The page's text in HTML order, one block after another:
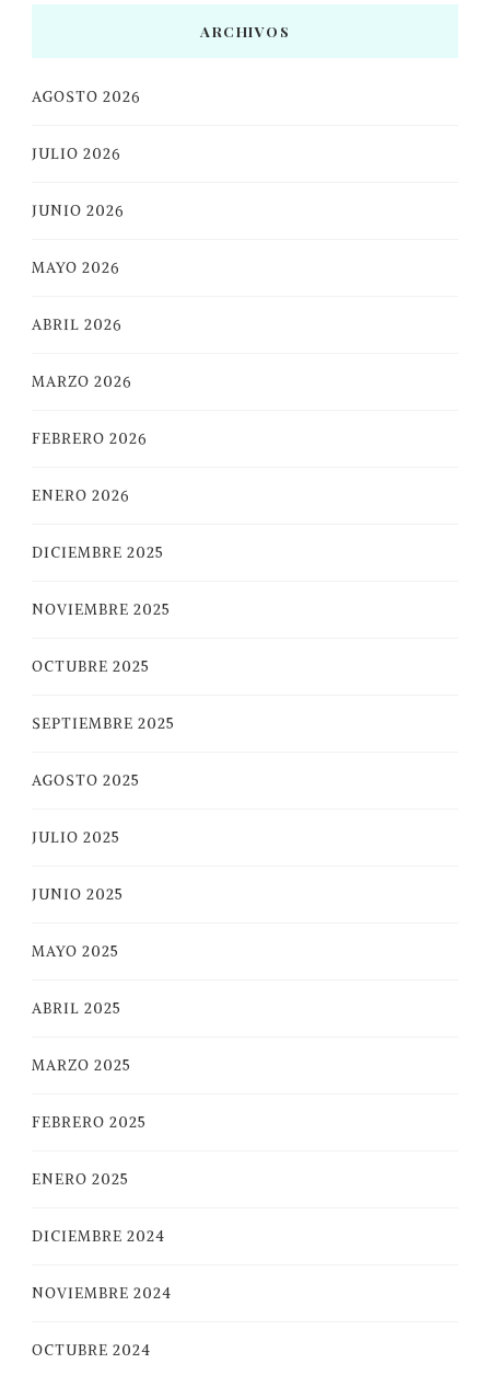
ARCHIVOS
AGOSTO 2026
JULIO 2026
JUNIO 2026
MAYO 2026
ABRIL 2026
MARZO 2026
FEBRERO 2026
ENERO 2026
DICIEMBRE 2025
NOVIEMBRE 2025
OCTUBRE 2025
SEPTIEMBRE 2025
AGOSTO 2025
JULIO 2025
JUNIO 2025
MAYO 2025
ABRIL 2025
MARZO 2025
FEBRERO 2025
ENERO 2025
DICIEMBRE 2024
NOVIEMBRE 2024
OCTUBRE 2024